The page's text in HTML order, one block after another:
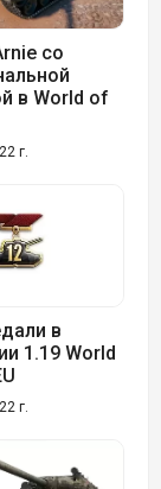
со
в World of
г.
в
1.19 World
г.